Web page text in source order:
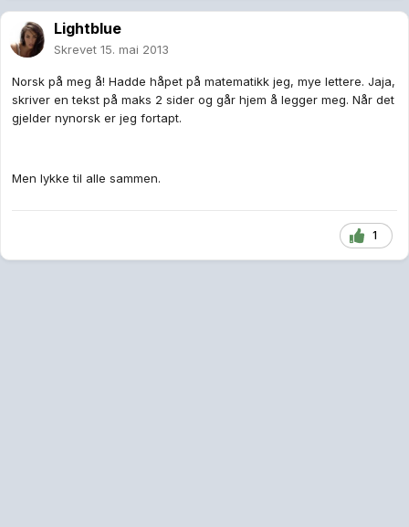
Lightblue
Skrevet 15. mai 2013
Norsk på meg å! Hadde håpet på matematikk jeg, mye lettere. Jaja,
skriver en tekst på maks 2 sider og går hjem å legger meg. Når det
gjelder nynorsk er jeg fortapt.
Men lykke til alle sammen.
1